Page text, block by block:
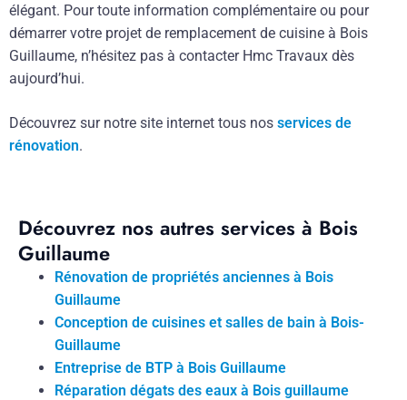
élégant. Pour toute information complémentaire ou pour
démarrer votre projet de remplacement de cuisine à Bois
Guillaume, n’hésitez pas à contacter Hmc Travaux dès
aujourd’hui.
Découvrez sur notre site internet tous nos services de
rénovation.
Découvrez nos autres services à Bois
Guillaume
Rénovation de propriétés anciennes à Bois
Guillaume
Conception de cuisines et salles de bain à Bois-
Guillaume
Entreprise de BTP à Bois Guillaume
Réparation dégats des eaux à Bois guillaume